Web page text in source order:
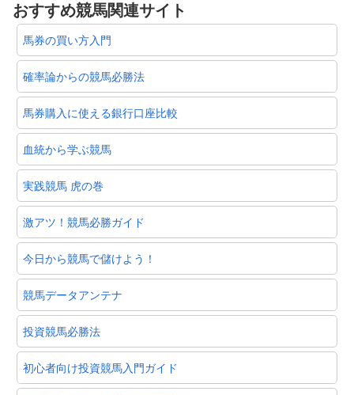
おすすめ競馬関連サイト
馬券の買い方入門
確率論からの競馬必勝法
馬券購入に使える銀行口座比較
血統から学ぶ競馬
実践競馬 虎の巻
激アツ！競馬必勝ガイド
今日から競馬で儲けよう！
競馬データアンテナ
投資競馬必勝法
初心者向け投資競馬入門ガイド